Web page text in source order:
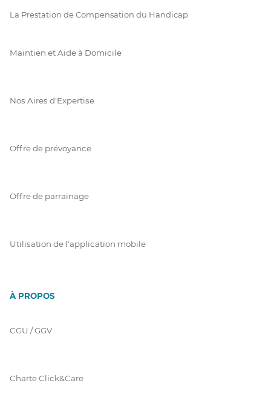
La Prestation de Compensation du Handicap
Maintien et Aide à Domicile
Nos Aires d'Expertise
Offre de prévoyance
Offre de parrainage
Utilisation de l'application mobile
À PROPOS
CGU / GGV
Charte Click&Care